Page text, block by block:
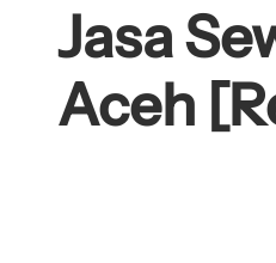
Jasa
Aceh